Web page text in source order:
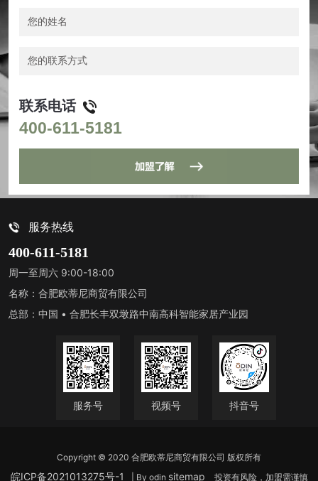
联系电话
400-611-5181
服务热线
400-611-5181
周一至周六 9:00-18:00
名称：合肥欧蒂尼商贸有限公司
总部：中国 • 合肥长丰双墩路中南高科智能家居产业园
服务号 视频号 抖音号
Copyright © 2020 合肥欧蒂尼商贸有限公司 版权所有
皖ICP备2021013275号-1 | By odin sitemap 投资有风险，加盟需谨慎